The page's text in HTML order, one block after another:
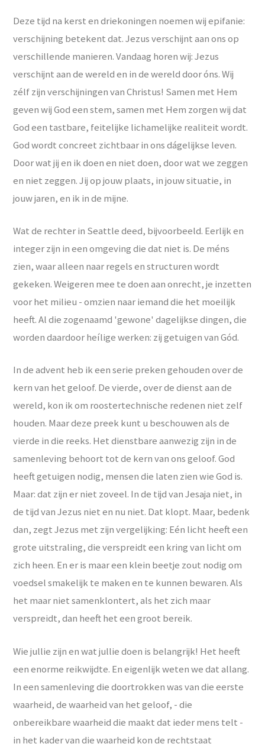
Deze tijd na kerst en driekoningen noemen wij epifanie:
verschijning betekent dat. Jezus verschijnt aan ons op
verschillende manieren. Vandaag horen wij: Jezus
verschijnt aan de wereld en in de wereld door óns. Wij
zélf zijn verschijningen van Christus! Samen met Hem
geven wij God een stem, samen met Hem zorgen wij dat
God een tastbare, feitelijke lichamelijke realiteit wordt.
God wordt concreet zichtbaar in ons dágelijkse leven.
Door wat jij en ik doen en niet doen, door wat we zeggen
en niet zeggen. Jij op jouw plaats, in jouw situatie, in
jouw jaren, en ik in de mijne.
Wat de rechter in Seattle deed, bijvoorbeeld. Eerlijk en
integer zijn in een omgeving die dat niet is. De méns
zien, waar alleen naar regels en structuren wordt
gekeken. Weigeren mee te doen aan onrecht, je inzetten
voor het milieu - omzien naar iemand die het moeilijk
heeft. Al die zogenaamd 'gewone' dagelijkse dingen, die
worden daardoor heílige werken: zij getuigen van Gód.
In de advent heb ik een serie preken gehouden over de
kern van het geloof. De vierde, over de dienst aan de
wereld, kon ik om roostertechnische redenen niet zelf
houden. Maar deze preek kunt u beschouwen als de
vierde in die reeks. Het dienstbare aanwezig zijn in de
samenleving behoort tot de kern van ons geloof. God
heeft getuigen nodig, mensen die laten zien wie God is.
Maar: dat zijn er niet zoveel. In de tijd van Jesaja niet, in
de tijd van Jezus niet en nu niet. Dat klopt. Maar, bedenk
dan, zegt Jezus met zijn vergelijking: Eén licht heeft een
grote uitstraling, die verspreidt een kring van licht om
zich heen. En er is maar een klein beetje zout nodig om
voedsel smakelijk te maken en te kunnen bewaren. Als
het maar niet samenklontert, als het zich maar
verspreidt, dan heeft het een groot bereik.
Wie jullie zijn en wat jullie doen is belangrijk! Het heeft
een enorme reikwijdte. En eigenlijk weten we dat allang.
In een samenleving die doortrokken was van die eerste
waarheid, de waarheid van het geloof, - die
onbereikbare waarheid die maakt dat ieder mens telt -
in het kader van die waarheid kon de rechtstaat